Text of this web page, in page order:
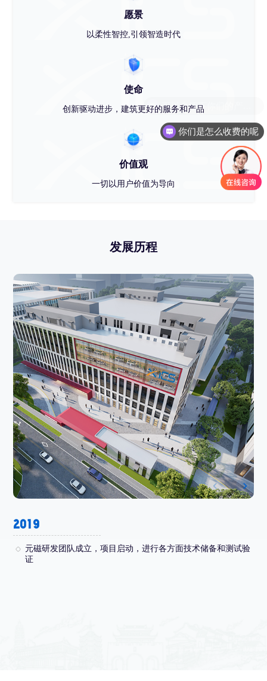
愿景
以柔性智控,引领智造时代
使命
创新驱动进步，建筑更好的服务和产品
价值观
一切以用户价值为导向
发展历程
2019
元磁研发团队成立，项目启动，进行各方面技术储备和测试验
证
你们是怎么收费的呢